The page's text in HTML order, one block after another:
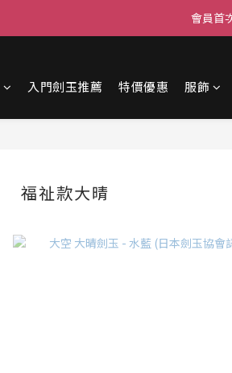
會員首
入門劍玉推薦 特價優惠 服飾
福祉款大晴